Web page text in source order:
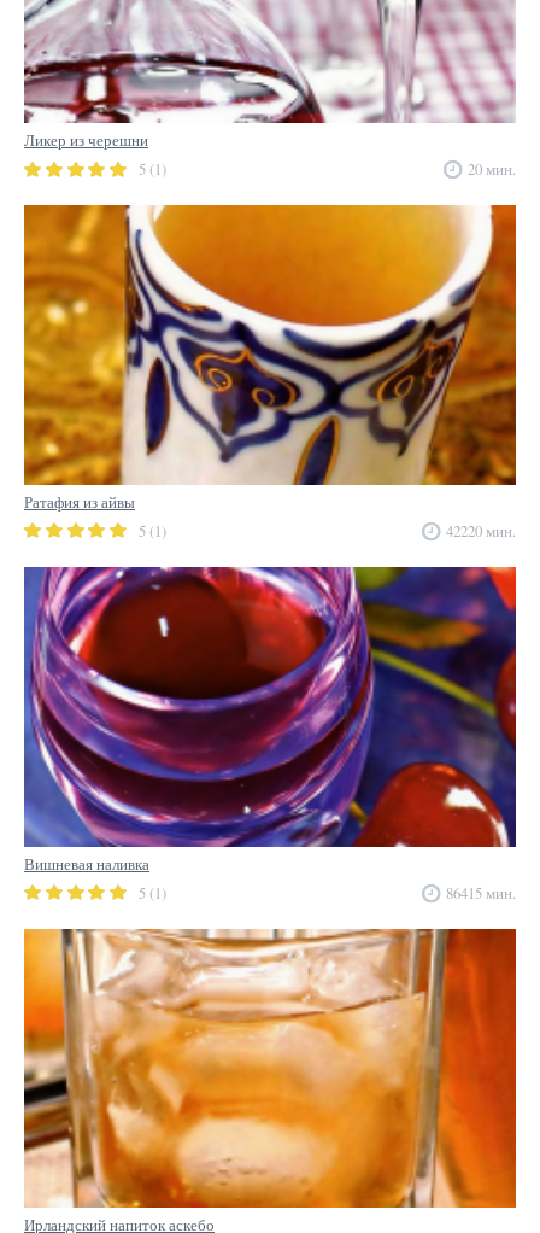
Ликер из черешни
5 (1)
20 мин.
Ратафия из айвы
5 (1)
42220 мин.
Вишневая наливка
5 (1)
86415 мин.
Ирландский напиток аскебо